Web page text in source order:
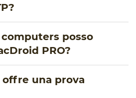
posso
PRO?
offre una prova